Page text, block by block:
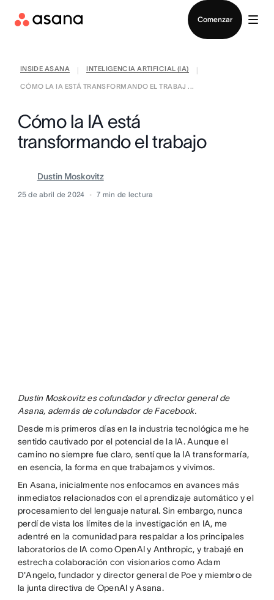
Comenzar
INSIDE ASANA INTELIGENCIA ARTIFICIAL (IA)
CÓMO LA IA ESTÁ TRANSFORMANDO EL TRABAJ ...
Cómo la IA está
transformando el trabajo
Dustin Moskovitz
25 de abril de 2024 7 min de lectura
Dustin Moskovitz es cofundador y director general de
Asana, además de cofundador de Facebook.
Desde mis primeros días en la industria tecnológica me he
sentido cautivado por el potencial de la IA. Aunque el
camino no siempre fue claro, sentí que la IA transformaría,
en esencia, la forma en que trabajamos y vivimos.
En Asana, inicialmente nos enfocamos en avances más
inmediatos relacionados con el aprendizaje automático y el
procesamiento del lenguaje natural. Sin embargo, nunca
perdí de vista los límites de la investigación en IA, me
adentré en la comunidad para respaldar a los principales
laboratorios de IA como OpenAI y Anthropic, y trabajé en
estrecha colaboración con visionarios como Adam
D'Angelo, fundador y director general de Poe y miembro de
la junta directiva de OpenAI y Asana.